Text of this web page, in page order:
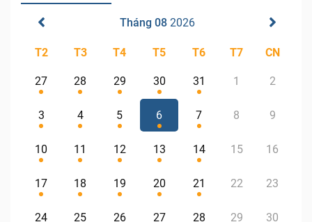
Tháng 08 2026
T2 T3 T4 T5 T6 T7 CN
27 28 29 30 31 1 2
3 4 5 6 7 8 9
10 11 12 13 14 15 16
17 18 19 20 21 22 23
24 25 26 27 28 29 30